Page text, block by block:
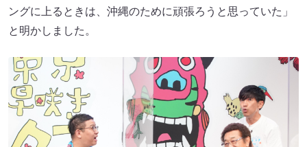
ングに上るときは、沖縄のために頑張ろうと思っていた」
と明かしました。